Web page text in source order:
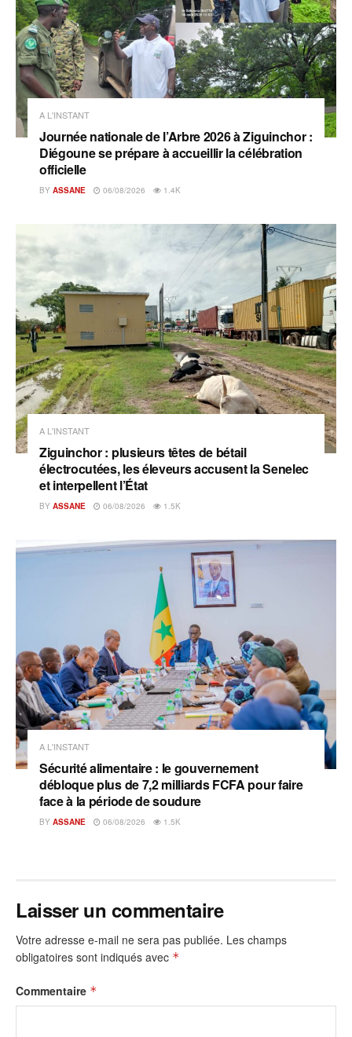
A L'INSTANT
Journée nationale de l’Arbre 2026 à Ziguinchor :
Diégoune se prépare à accueillir la célébration
officielle
BY ASSANE 06/08/2026 1.4K
A L'INSTANT
Ziguinchor : plusieurs têtes de bétail
électrocutées, les éleveurs accusent la Senelec
et interpellent l’État
BY ASSANE 06/08/2026 1.5K
A L'INSTANT
Sécurité alimentaire : le gouvernement
débloque plus de 7,2 milliards FCFA pour faire
face à la période de soudure
BY ASSANE 06/08/2026 1.5K
Laisser un commentaire
Votre adresse e-mail ne sera pas publiée. Les champs
obligatoires sont indiqués avec *
Commentaire *